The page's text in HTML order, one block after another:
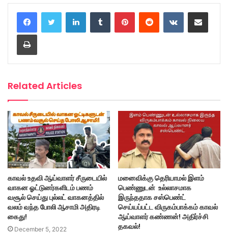
LinkedInTumblr PinterestReddit VKontakteShare via Email
Print
Related Articles
காவல் உதவி ஆய்வாளர் சீருடையில்
வாகன ஓட்டுனர்களிடம் பணம்
வசூல் செய்து புல்லட் வாகனத்தில்
வலம் வந்த போலி ஆசாமி அதிரடி
கைது!
December 5, 2022
மனைவிக்கு தெரியாமல் இளம்
பெண்ணுடன் உல்லாசமாக
இருந்ததாக சஸ்பெண்ட்
செய்யப்பட்ட விருகம்பாக்கம் காவல்
ஆய்வாளர் கண்ணன்! அதிர்ச்சி
தகவல்!